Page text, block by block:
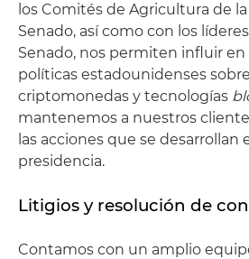
los Comités de Agricultura de la
Senado, así como con los
Senado, nos permiten influir en
políticas estadounidenses
criptomonedas y tecnologías
mantenemos a nuestros
las acciones que se desarrollan
presidencia.
Litigios y resolución de
Contamos con un amplio